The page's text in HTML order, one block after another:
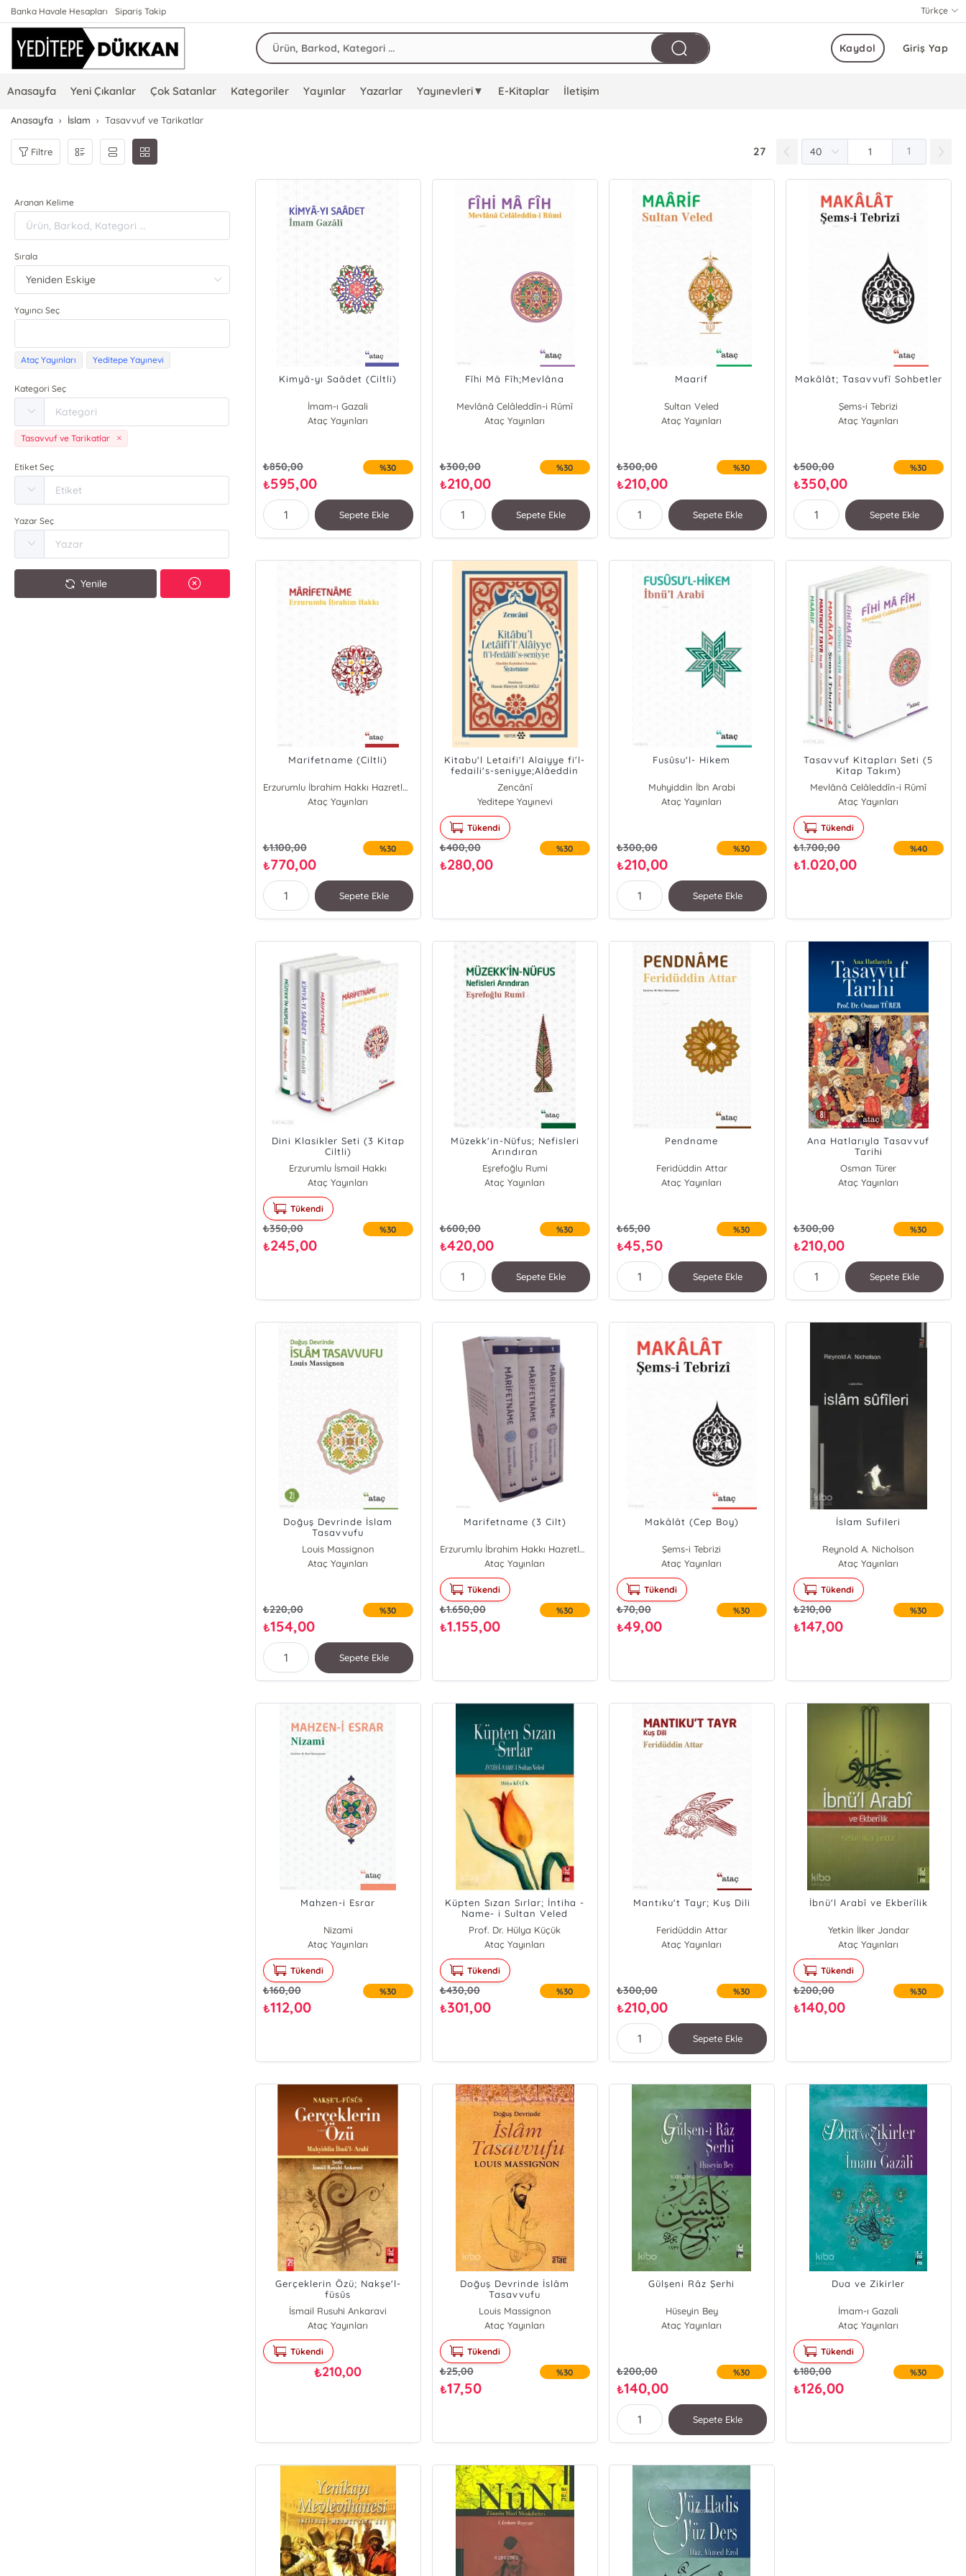
Banka Havale Hesapları Sipariş Takip Türkçe
Giriş Yap
Kaydol
Anasayfa Yeni Çıkanlar Çok Satanlar Kategoriler Yayınlar Yazarlar Yayınevleri▼ E-Kitaplar İletişim
Anasayfa İslam Tasavvuf ve Tarikatlar
Filtre 27 1
Aranan Kelime
Sırala
Yayıncı Seç
Ataç Yayınları Yeditepe Yayınevi
Kategori Seç
Tasavvuf ve Tarikatlar
Etiket Seç
Yazar Seç
Yenile
Kimyâ-yı Saâdet (Ciltli)
İmam-ı Gazali
Ataç Yayınları
₺850,00
₺595,00
%30
Sepete Ekle
Fîhi Mâ Fîh;Mevlâna
Mevlânâ Celâleddîn-i Rûmî
Ataç Yayınları
₺300,00
₺210,00
%30
Sepete Ekle
Maarif
Sultan Veled
Ataç Yayınları
₺300,00
₺210,00
%30
Sepete Ekle
Makâlât; Tasavvufî Sohbetler
Şems-i Tebrizi
Ataç Yayınları
₺500,00
₺350,00
%30
Sepete Ekle
Marifetname (Ciltli)
Erzurumlu İbrahim Hakkı Hazretleri
Ataç Yayınları
₺1.100,00
₺770,00
%30
Sepete Ekle
Kitabu'l Letaifi'l Alaiyye fi'l-
fedaili's-seniyye;Alâeddin
Keykûbat’a Sunulan
Siyasetnâme
Zencânî
Yeditepe Yayınevi
Tükendi
₺400,00
₺280,00
%30
Fusûsu'l- Hikem
Muhyiddin İbn Arabi
Ataç Yayınları
₺300,00
₺210,00
%30
Sepete Ekle
Tasavvuf Kitapları Seti (5
Kitap Takım)
Mevlânâ Celâleddîn-i Rûmî
Sultan Veled
Feridüddin Attar
Muhyiddin İbn Arabi
Ataç Yayınları
Tükendi
₺1.700,00
₺1.020,00
%40
Dini Klasikler Seti (3 Kitap
Ciltli)
Erzurumlu İsmail Hakkı
Eşrefoğlu Rumi
İmam-ı Gazali
Ataç Yayınları
Tükendi
₺350,00
₺245,00
%30
Müzekk'in-Nüfus; Nefisleri
Arındıran
Eşrefoğlu Rumi
Ataç Yayınları
₺600,00
₺420,00
%30
Sepete Ekle
Pendname
Feridüddin Attar
Ataç Yayınları
₺65,00
₺45,50
%30
Sepete Ekle
Ana Hatlarıyla Tasavvuf
Tarihi
Osman Türer
Ataç Yayınları
₺300,00
₺210,00
%30
Sepete Ekle
Doğuş Devrinde İslam
Tasavvufu
Louis Massignon
Ataç Yayınları
₺220,00
₺154,00
%30
Sepete Ekle
Marifetname (3 Cilt)
Erzurumlu İbrahim Hakkı Hazretleri
Ataç Yayınları
Tükendi
₺1.650,00
₺1.155,00
%30
Makâlât (Cep Boy)
Şems-i Tebrizi
Ataç Yayınları
Tükendi
₺70,00
₺49,00
%30
İslam Sufileri
Reynold A. Nicholson
Ataç Yayınları
Tükendi
₺210,00
₺147,00
%30
Mahzen-i Esrar
Nizami
Ataç Yayınları
Tükendi
₺160,00
₺112,00
%30
Küpten Sızan Sırlar; İntiha -
Name- i Sultan Veled
Prof. Dr. Hülya Küçük
Ataç Yayınları
Tükendi
₺430,00
₺301,00
%30
Mantıku't Tayr; Kuş Dili
Feridüddin Attar
Ataç Yayınları
₺300,00
₺210,00
%30
Sepete Ekle
İbnü'l Arabî ve Ekberîlik
Yetkin İlker Jandar
Ataç Yayınları
Tükendi
₺200,00
₺140,00
%30
Gerçeklerin Özü; Nakşe'l-
füsûs
İsmail Rusuhi Ankaravi
Muhyiddin İbn Arabi
Ataç Yayınları
Tükendi
₺210,00
Doğuş Devrinde İslâm
Tasavvufu
Louis Massignon
Ataç Yayınları
Tükendi
₺25,00
₺17,50
%30
Gülşeni Râz Şerhi
Hüseyin Bey
Ataç Yayınları
₺200,00
₺140,00
%30
Sepete Ekle
Dua ve Zikirler
İmam-ı Gazali
Ataç Yayınları
Tükendi
₺180,00
₺126,00
%30